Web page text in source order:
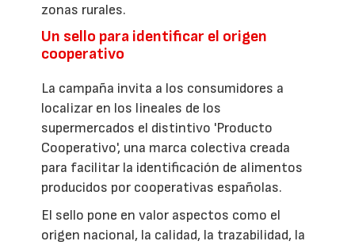
zonas rurales.
Un sello para identificar el origen
cooperativo
La campaña invita a los consumidores a
localizar en los lineales de los
supermercados el distintivo 'Producto
Cooperativo', una marca colectiva creada
para facilitar la identificación de alimentos
producidos por cooperativas españolas.
El sello pone en valor aspectos como el
origen nacional, la calidad, la trazabilidad, la